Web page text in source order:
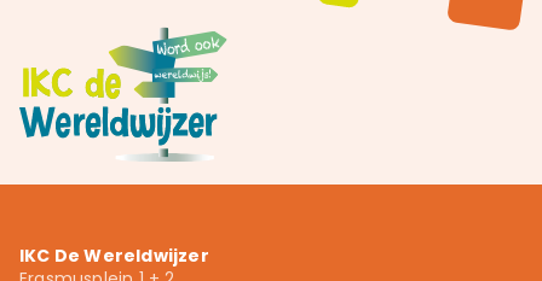
IKC De Wereldwijzer